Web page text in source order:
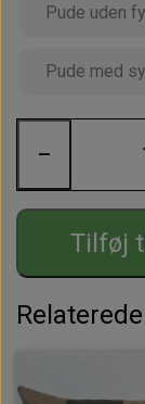
eksemplarer.
Pude uden
Pude med
−
Tilføj